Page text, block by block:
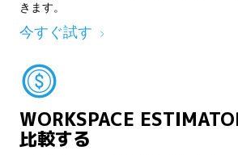
きます。
今すぐ試す
WORKSPACE
比較する